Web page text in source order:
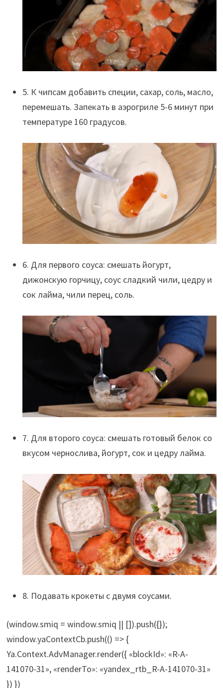
5. К чипсам добавить специи, сахар, соль, масло,
перемешать. Запекать в аэрогриле 5-6 минут при
температуре 160 градусов.
6. Для первого соуса: смешать йогурт,
дижонскую горчицу, соус сладкий чили, цедру и
сок лайма, чили перец, соль.
7. Для второго соуса: смешать готовый белок со
вкусом чернослива, йогурт, сок и цедру лайма.
8. Подавать крокеты с двумя соусами.
(window.smiq = window.smiq || []).push({});
window.yaContextCb.push(() => {
Ya.Context.AdvManager.render({ «blockId»: «R-A-
141070-31», «renderTo»: «yandex_rtb_R-A-141070-31»
}) })